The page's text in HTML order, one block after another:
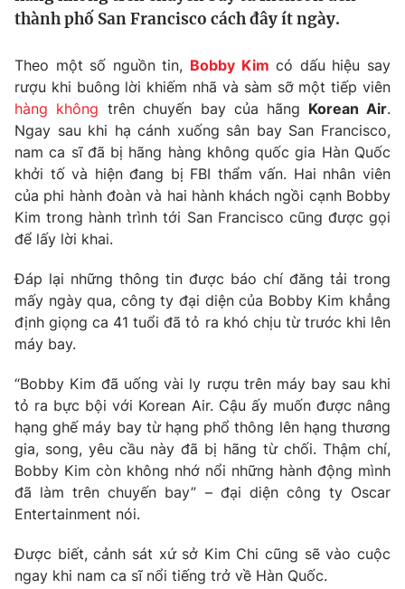
Tin tức
Thế giới đó đây
Câu chuyện quốc tế
Tài chính
Thị trường
Góc doanh nghiệp
Dữ liệu và đời sống
Truyền hình
Phim VTV
Hậu trường
Khán giả
Giải sao mai
Giải trí
Điện ảnh
Âm nhạc
Sao
Đời sống
Du lịch
Làm đẹp
Giáo dục
Tuyển sinh
Học trực tuyến
Công nghệ
Hitech Công nghệ tương lai
Sản phẩm
Thị trường
Tư vấn
Giao lưu trực tuyến
Lịch phát sóng
Emagazine Podcast
thành phố San Francisco cách đây ít ngày.
Theo một số nguồn tin, Bobby Kim có dấu hiệu say
rượu khi buông lời khiếm nhã và sàm sỡ một tiếp viên
hàng không trên chuyến bay của hãng Korean Air.
Ngay sau khi hạ cánh xuống sân bay San Francisco,
nam ca sĩ đã bị hãng hàng không quốc gia Hàn Quốc
khởi tố và hiện đang bị FBI thẩm vấn. Hai nhân viên
của phi hành đoàn và hai hành khách ngồi cạnh Bobby
Kim trong hành trình tới San Francisco cũng được gọi
để lấy lời khai.
Đáp lại những thông tin được báo chí đăng tải trong
mấy ngày qua, công ty đại diện của Bobby Kim khẳng
định giọng ca 41 tuổi đã tỏ ra khó chịu từ trước khi lên
máy bay.
“Bobby Kim đã uống vài ly rượu trên máy bay sau khi
tỏ ra bực bội với Korean Air. Cậu ấy muốn được nâng
hạng ghế máy bay từ hạng phổ thông lên hạng thương
gia, song, yêu cầu này đã bị hãng từ chối. Thậm chí,
Bobby Kim còn không nhớ nổi những hành động mình
đã làm trên chuyến bay” – đại diện công ty Oscar
Entertainment nói.
Được biết, cảnh sát xứ sở Kim Chi cũng sẽ vào cuộc
ngay khi nam ca sĩ nổi tiếng trở về Hàn Quốc.